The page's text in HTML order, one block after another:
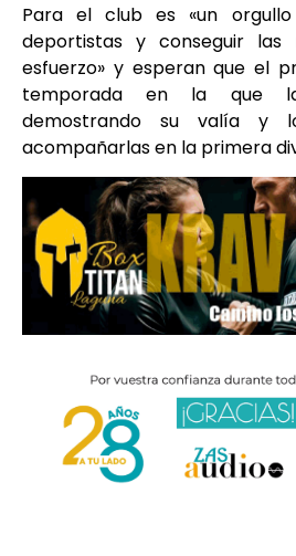
Para el club es «un
deportistas y conseguir
esfuerzo» y esperan que el
temporada en la que
demostrando su valía y
acompañarlas en la primera